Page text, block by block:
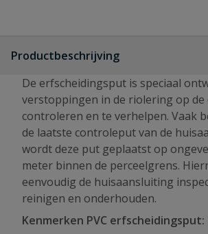
Productbeschrijving
De erfscheidingsput is speciaal
verstoppingen in de riolering op
controleren en te verhelpen. Vaak
de laatste controleput van de
wordt deze put geplaatst op
meter binnen de perceelgrens.
eenvoudig de huisaansluiting
reinigen en onderhouden.
Kenmerken PVC erfscheidingsput: